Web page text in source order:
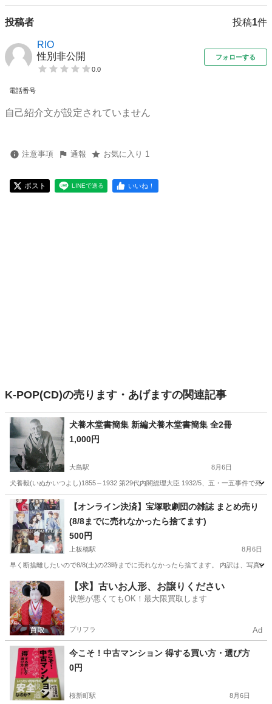
投稿者 投稿1件
RIO
性別非公開
0.0
フォローする
電話番号
自己紹介文が設定されていません
注意事項 通報 お気に入り 1
ポスト LINEで送る いいね！
K-POP(CD)の売ります・あげますの関連記事
犬養木堂書簡集 新編犬養木堂書簡集 全2冊
1,000円
大島駅 8月6日
犬養毅(いぬかいつよし)1855～1932 第29代内閣総理大臣 1932/5、五・一五事件で死
東京 江東区 大島駅 歴史、心理、教育 書簡集
【オンライン決済】宝塚歌劇団の雑誌 まとめ売り
(8/8までに売れなかったら捨てます)
500円
上板橋駅 8月6日
早く断捨離したいので8/8(土)の23時までに売れなかったら捨てます。 内訳は、写真
東京 板橋区 上板橋駅 雑誌
【求】古いお人形、お譲りください
状態が悪くてもOK！最大限買取します
プリフラ Ad
今こそ！中古マンション 得する買い方・選び方
0円
桜新町駅 8月6日